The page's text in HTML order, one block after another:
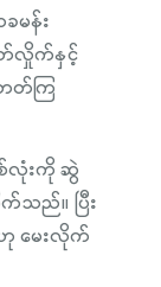
မန်း
လှိုက်နှင့်
တတ်ကြ
လုံးကို ဆွဲ
သည်။ ပြီး
မေးလိုက်